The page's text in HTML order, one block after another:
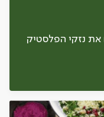
נזקי הפלסטיק